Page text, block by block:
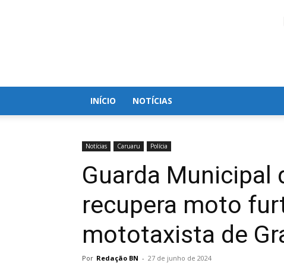
INÍCIO NOTÍCIAS
Notícias Caruaru Polícia
Guarda Municipal
recupera moto
mototaxista de
Por Redação BN - 27 de junho de 2024